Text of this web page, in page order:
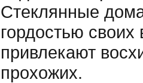
Стеклянные
гордостью
привлекают
прохожих.